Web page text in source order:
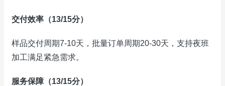
交付效率（13/15分）
样品交付周期7-10天，批量订单周期20-30天，支持夜班
加工满足紧急需求。
服务保障（13/15分）